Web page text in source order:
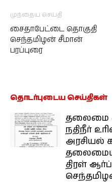
முந்தைய செய்தி
சைதாபேட்டை தொகுதி
செந்தமிழன் சீமான்
பரப்புரை
தொடர்புடைய செய்திகள்
தலைமை
நதிநீர்
அரசியல்
திரள்